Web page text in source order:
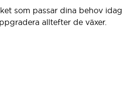
som passar dina behov idag
alltefter de växer.